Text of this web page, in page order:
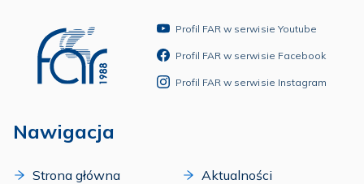
Profil FAR w serwisie Youtube
Profil FAR w serwisie Facebook
Profil FAR w serwisie Instagram
Nawigacja
Strona główna
Aktualności